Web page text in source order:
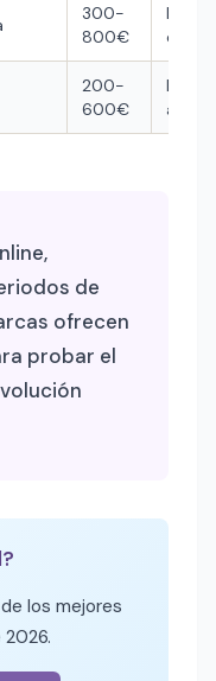
300-
800€
de
200-
600€
de
ofrecen
probar el
los mejores